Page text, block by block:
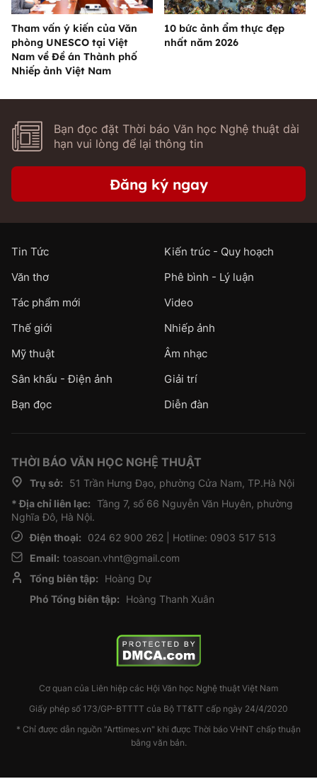
Tham vấn ý kiến của Văn
phòng UNESCO tại Việt
Nam về Đề án Thành phố
Nhiếp ảnh Việt Nam
10 bức ảnh ẩm thực đẹp
nhất năm 2026
Bạn đọc đặt Thời báo Văn học Nghệ thuật dài
hạn vui lòng để lại thông tin
Đăng ký ngay
Tin Tức
Kiến trúc - Quy hoạch
Văn thơ
Phê bình - Lý luận
Tác phẩm mới
Video
Thế giới
Nhiếp ảnh
Mỹ thuật
Âm nhạc
Sân khấu - Điện ảnh
Giải trí
Bạn đọc
Diễn đàn
THỜI BÁO VĂN HỌC NGHỆ THUẬT
Trụ sở:
51 Trần Hưng Đạo, phường Cửa Nam, TP.Hà Nội
* Địa chỉ liên lạc: Tầng 7, số 66 Nguyễn Văn Huyên, phường
Nghĩa Đô, Hà Nội.
Điện thoại:
024 62 900 262 | Hotline: 0903 517 513
Email: toasoan.vhnt@gmail.com
Tổng biên tập:
Hoàng Dự
Phó Tổng biên tập:
Hoàng Thanh Xuân
Cơ quan của Liên hiệp các Hội Văn học Nghệ thuật Việt Nam
Giấy phép số 173/GP-BTTTT của Bộ TT&TT cấp ngày 24/4/2020
* Chỉ được dẫn nguồn "Arttimes.vn" khi được Thời báo VHNT chấp thuận
bằng văn bản.